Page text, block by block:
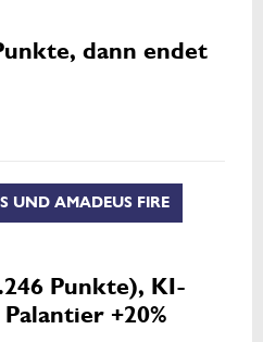
dann endet
UND AMADEUS FIRE
Punkte), KI-
+20%